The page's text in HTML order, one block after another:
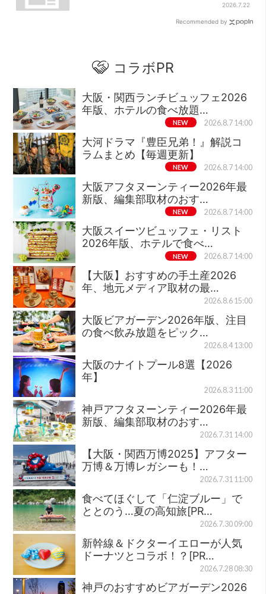
2026.7.22
Recommended by
コラボPR
大阪・関西ランチビュッフェ2026
年版、ホテルの食べ放題…
NEW 2026.8.7 14:00
大河ドラマ『豊臣兄弟！』解説コ
ラムまとめ【毎週更新】
NEW 2026.8.7 14:00
大阪アフタヌーンティー2026年最
新版、編集部取材のおす…
NEW 2026.8.7 14:00
大阪スイーツビュッフェ・リスト
2026年版、ホテルで食べ…
NEW 2026.8.7 14:00
【大阪】おすすめの手土産2026
年、地元メディア取材の最…
2026.8.6 15:00
大阪ビアガーデン2026年版、注目
の食べ飲み放題をピック…
2026.8.4 13:00
大阪のナイトプール8選【2026
年】
2026.8.3 11:00
神戸アフタヌーンティー2026年最
新版、編集部取材のおす…
2026.7.31 14:00
【大阪・関西万博2025】アフター
万博＆万博レガシーも！…
2026.7.31 11:00
食べてほぐして「仁淀ブルー」で
ととのう…夏の高知旅[PR…
2026.7.30 09:00
新幹線＆ドクターイエローが人気
ドーナツとコラボ！？[PR…
2026.7.28 08:30
神戸のおすすめビアガーデン2026